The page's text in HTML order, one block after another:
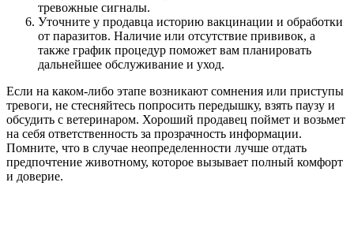
тревожные сигналы.
Уточните у продавца историю вакцинации и обработки
от паразитов. Наличие или отсутствие прививок, а
также график процедур поможет вам планировать
дальнейшее обслуживание и уход.
Если на каком-либо этапе возникают сомнения или приступы
тревоги, не стесняйтесь попросить передышку, взять паузу и
обсудить с ветеринаром. Хороший продавец поймет и возьмет
на себя ответственность за прозрачность информации.
Помните, что в случае неопределенности лучше отдать
предпочтение животному, которое вызывает полный комфорт
и доверие.